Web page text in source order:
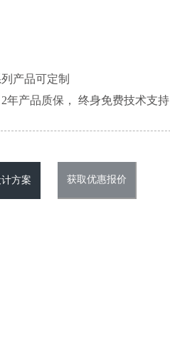
产品可定制
年产品质保， 终身免费技术支持
方案 获取优惠报价